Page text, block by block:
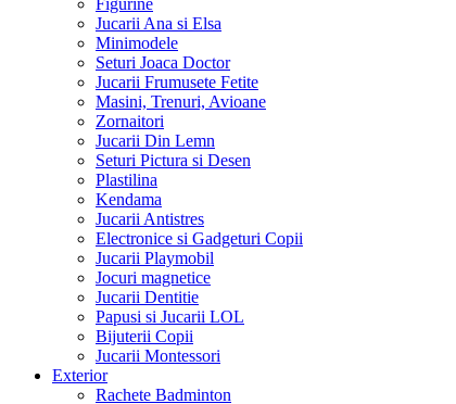
Figurine
Jucarii Ana si Elsa
Minimodele
Seturi Joaca Doctor
Jucarii Frumusete Fetite
Masini, Trenuri, Avioane
Zornaitori
Jucarii Din Lemn
Seturi Pictura si Desen
Plastilina
Kendama
Jucarii Antistres
Electronice si Gadgeturi Copii
Jucarii Playmobil
Jocuri magnetice
Jucarii Dentitie
Papusi si Jucarii LOL
Bijuterii Copii
Jucarii Montessori
Exterior
Rachete Badminton